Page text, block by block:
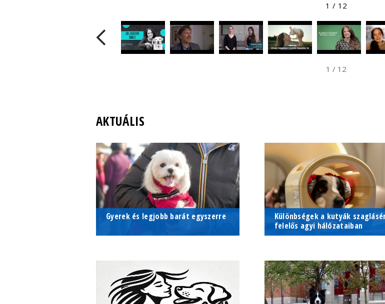
1 / 12
1 / 12
AKTUÁLIS
Gyerek és legjobb barát egyszerre
vagy akár gyermekként tekintenek
kutyájukra – de vajon tényleg
hasonlít ezekre az emberi
kapcsolatokra a kutya-gazda
viszony?...
Különbségek a kutyák
felelős agyi hálózataiban
képalkotó vizsgálata alapján az
életkor és az agy alakja
befolyásolja, hogy a szaglással
kapcsolatos agyi régiók milyen
erősen...